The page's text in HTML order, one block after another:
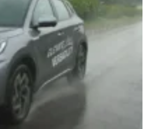
iseng, eh ternyata malah jadi
peluang bisnis yang
menguntungkan? Nah, itulah ...
Dari Iseng Jadi Cuan: Kisah
TUM_ATUL yang Ubah
Hampers Jadi Bisnis Kece